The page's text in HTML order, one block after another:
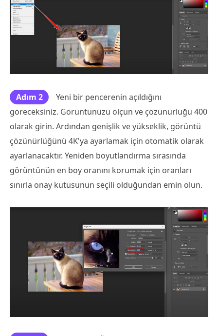
Adım 2
Yeni bir pencerenin açıldığını
göreceksiniz. Görüntünüzü ölçün ve çözünürlüğü 400
olarak girin. Ardından genişlik ve yükseklik, görüntü
çözünürlüğünü 4K'ya ayarlamak için otomatik olarak
ayarlanacaktır. Yeniden boyutlandırma sırasında
görüntünün en boy oranını korumak için oranları
sınırla onay kutusunun seçili olduğundan emin olun.